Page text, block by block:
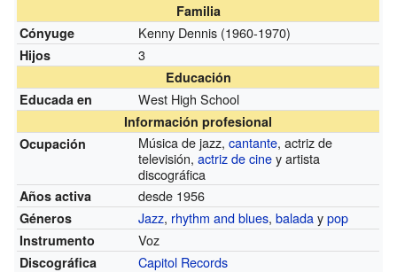
Familia
Cónyuge
Kenny Dennis (1960-1970)
Hijos 3
Educación
Educada en
West High School
Información profesional
Ocupación
Música de jazz,cantante, actriz de
televisión,actriz de ciney artista
discográfica
Años activa desde 1956
Géneros Jazz, rhythm and blues,baladaypop
Instrumento Voz
Discográfica Capitol Records